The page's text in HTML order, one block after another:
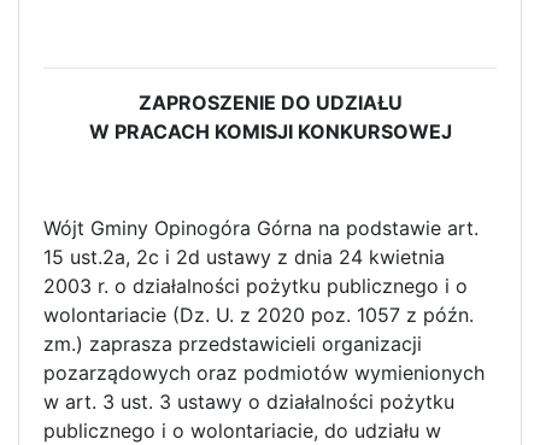
ZAPROSZENIE DO UDZIAŁU
W PRACACH KOMISJI KONKURSOWEJ
Wójt Gminy Opinogóra Górna na podstawie art.
15 ust.2a, 2c i 2d ustawy z dnia 24 kwietnia
2003 r. o działalności pożytku publicznego i o
wolontariacie (Dz. U. z 2020 poz. 1057 z późn.
zm.) zaprasza przedstawicieli organizacji
pozarządowych oraz podmiotów wymienionych
w art. 3 ust. 3 ustawy o działalności pożytku
publicznego i o wolontariacie, do udziału w